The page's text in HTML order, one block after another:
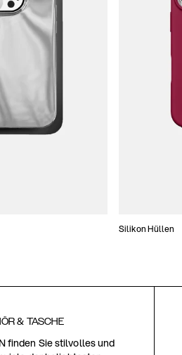
Silikon Hüllen
& TASCHE
finden Sie stilvolles und